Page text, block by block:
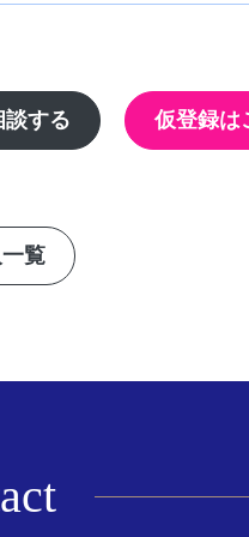
談する 仮登録は
覧